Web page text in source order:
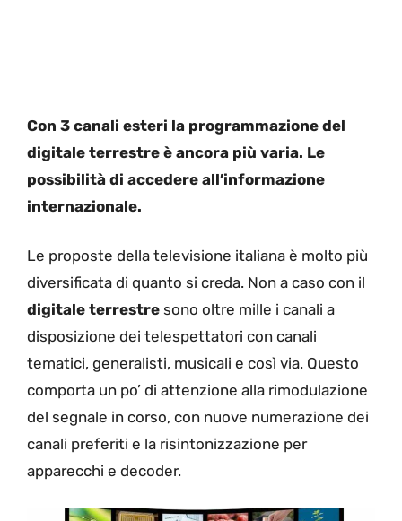
Con 3 canali esteri la programmazione del
digitale terrestre è ancora più varia. Le
possibilità di accedere all’informazione
internazionale.
Le proposte della televisione italiana è molto più
diversificata di quanto si creda. Non a caso con il
digitale terrestre sono oltre mille i canali a
disposizione dei telespettatori con canali
tematici, generalisti, musicali e così via. Questo
comporta un po’ di attenzione alla rimodulazione
del segnale in corso, con nuove numerazione dei
canali preferiti e la risintonizzazione per
apparecchi e decoder.